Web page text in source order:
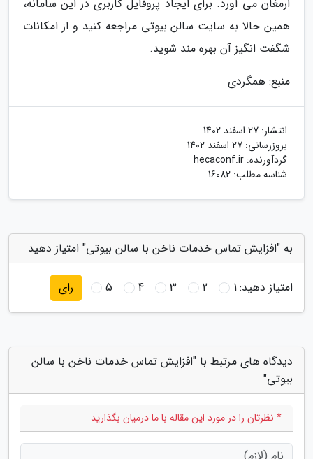
ارمغان می آورد. برای ایجاد پروفایل کاربری در این سامانه،
همین حالا به سایت سالن بیوتی مراجعه کنید و از امکانات
شگفت انگیز آن بهره مند شوید.
منبع: همگردی
انتشار: 27 اسفند 1402
بروزرسانی: 27 اسفند 1402
گردآورنده: hecaconf.ir
شناسه مطلب: 16082
به "افزایش تماس خدمات ناخن با سالن بیوتی" امتیاز دهید
امتیاز دهید:1
2
3
4
5 رای
دیدگاه های مرتبط با "افزایش تماس خدمات ناخن با سالن
بیوتی"
* نظرتان را در مورد این مقاله با ما درمیان بگذارید